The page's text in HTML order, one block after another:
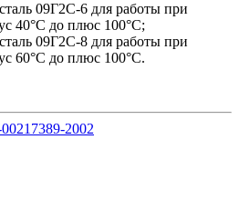
09Г2С-6 для работы при
40°С до плюс 100°С;
09Г2С-8 для работы при
60°С до плюс 100°С.
2002